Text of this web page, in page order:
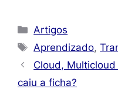
Categorias
Artigos
Tags
Aprendizado,
Cloud,
caiu a ficha?